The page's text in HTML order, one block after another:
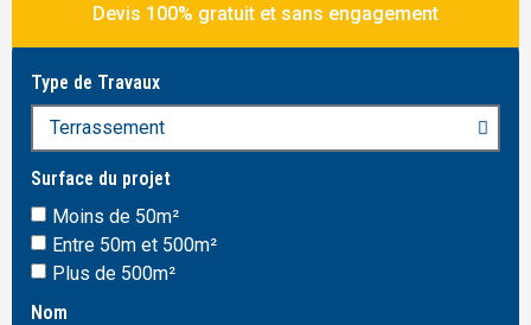
Devis 100% gratuit et sans engagement
Type de Travaux
Surface du projet
Moins de 50m²
Entre 50m et 500m²
Plus de 500m²
Nom